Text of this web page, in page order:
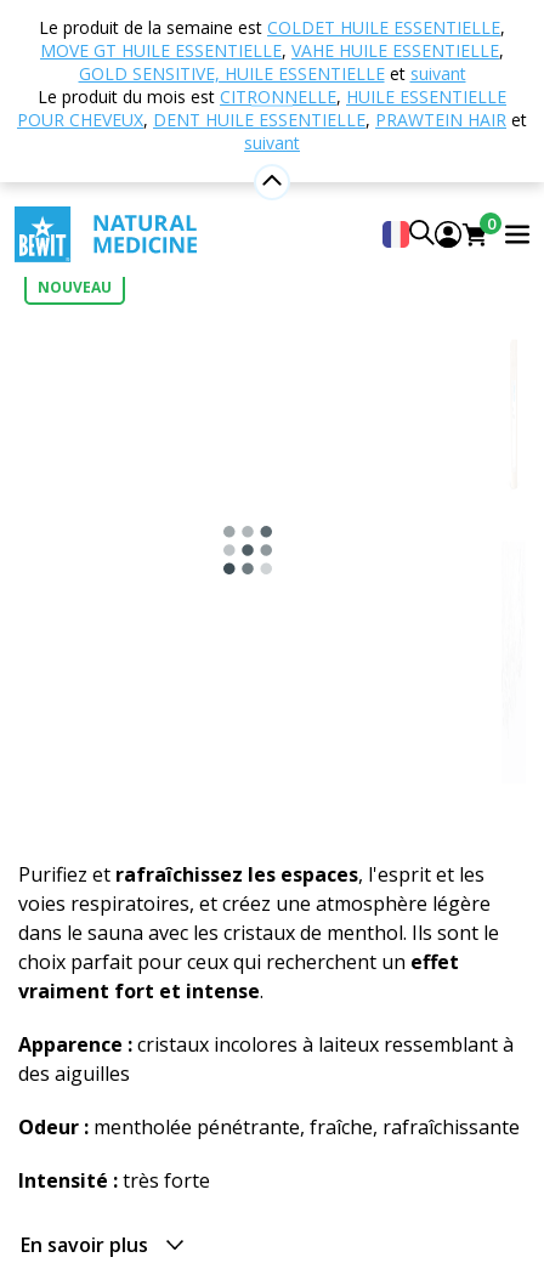
Le produit de la semaine est COLDET HUILE ESSENTIELLE,
MOVE GT HUILE ESSENTIELLE, VAHE HUILE ESSENTIELLE,
GOLD SENSITIVE, HUILE ESSENTIELLEet suivant
Le produit du mois est CITRONNELLE, HUILE ESSENTIELLE
POUR CHEVEUX, DENT HUILE ESSENTIELLE, PRAWTEIN HAIR et
suivant
0
Boutique en ligne
Encens et accessoires
Cristaux de menthol
Cristaux de menthol
Insérez votre propre évaluation
NOUVEAU
Purifiez et rafraîchissez les espaces, l'esprit et les
voies respiratoires, et créez une atmosphère légère
dans le sauna avec les cristaux de menthol. Ils sont le
choix parfait pour ceux qui recherchent un effet
vraiment fort et intense.
Apparence :cristaux incolores à laiteux ressemblant à
des aiguilles
Odeur : mentholée pénétrante, fraîche, rafraîchissante
Intensité :très forte
En savoir plus